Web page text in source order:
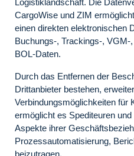
CargoWise und ZIM
einen direkten elektronischen
Buchungs-, Trackings-, VGM-
BOL-Daten.
Durch das Entfernen der
Drittanbieter bestehen,
Verbindungsmöglichkeiten für
ermöglicht es Spediteuren
Aspekte ihrer
Prozessautomatisierung,
beizutragen.